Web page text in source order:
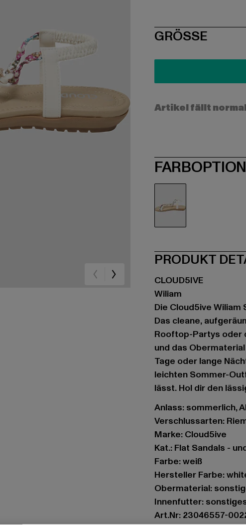
SIZE
GRÖSSE
Artikel fällt
PRODUKT
CLOUD5IVE
Wiliam
Die Cloud5ive Wiliam
Das cleane,
Rooftop-Partys oder
und das
Tage oder lange
leichten Sommer-
lässt. Hol dir den
Anlass: sommerlich,
Verschlussarten:
Marke: Cloud5ive
Kat.: Flat Sandals -
Farbe: weiß
Hersteller Farbe:
Obermaterial:
Innenfutter:
Art.Nr: 23046557-